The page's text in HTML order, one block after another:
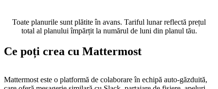
Toate planurile sunt plătite în avans. Tariful lunar reflectă prețul
total al planului împărțit la numărul de luni din planul tău.
Ce poți crea cu Mattermost
Mattermost este o platformă de colaborare în echipă auto-găzduită,